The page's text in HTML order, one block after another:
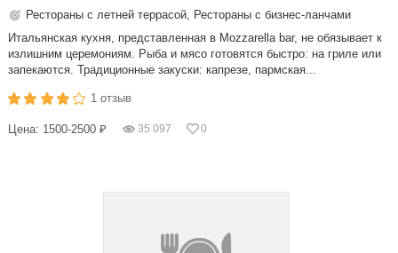
Рестораны с летней террасой, Рестораны с бизнес-ланчами
Итальянская кухня, представленная в Mozzarella bar, не обязывает к
излишним церемониям. Рыба и мясо готовятся быстро: на гриле или
запекаются. Традиционные закуски: капрезе, пармская...
1 отзыв
Цена: 1500-2500 ₽ 35 097 0